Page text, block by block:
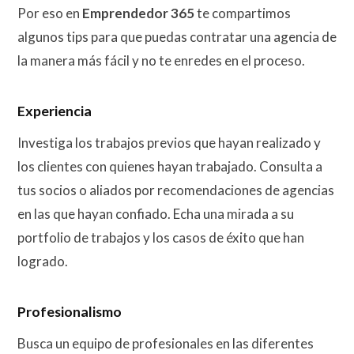
Por eso en Emprendedor 365te compartimos
algunos tips para que puedas contratar una agencia de
la manera más fácil y no te enredes en el proceso.
Experiencia
Investiga los trabajos previos que hayan realizado y
los clientes con quienes hayan trabajado. Consulta a
tus socios o aliados por recomendaciones de agencias
en las que hayan confiado. Echa una mirada a su
portfolio de trabajos y los casos de éxito que han
logrado.
Profesionalismo
Busca un equipo de profesionales en las diferentes